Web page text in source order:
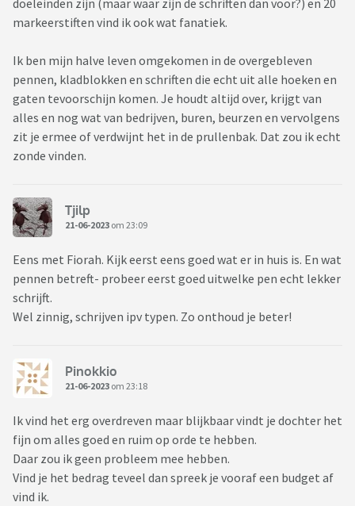
doeleinden zijn (maar waar zijn de schriften dan voor?) en 20
markeerstiften vind ik ook wat fanatiek.
Ik ben mijn halve leven omgekomen in de overgebleven
pennen, kladblokken en schriften die echt uit alle hoeken en
gaten tevoorschijn komen. Je houdt altijd over, krijgt van
alles en nog wat van bedrijven, buren, beurzen en vervolgens
zit je ermee of verdwijnt het in de prullenbak. Dat zou ik echt
zonde vinden.
Tjilp
21-06-2023 om 23:09
Eens met Fiorah. Kijk eerst eens goed wat er in huis is. En wat
pennen betreft- probeer eerst goed uitwelke pen echt lekker
schrijft.
Wel zinnig, schrijven ipv typen. Zo onthoud je beter!
Pinokkio
21-06-2023 om 23:18
Ik vind het erg overdreven maar blijkbaar vindt je dochter het
fijn om alles goed en ruim op orde te hebben.
Daar zou ik geen probleem mee hebben.
Vind je het bedrag teveel dan spreek je vooraf een budget af
vind ik.